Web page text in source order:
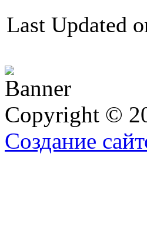
Last Updated
Copyright ©
Создание